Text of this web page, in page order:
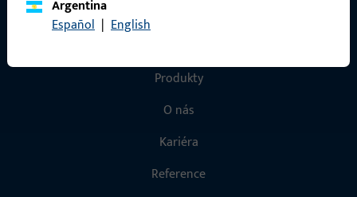
Argentina
Español | English
Produkty
O nás
Kariéra
Reference